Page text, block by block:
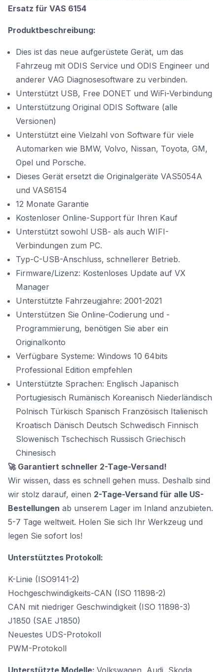
Ersatz für VAS 6154
Produktbeschreibung:
Dies ist das neue aufgerüstete Gerät, um das
Fahrzeug mit ODIS Service und ODIS Engineer und
anderer VAG Diagnosesoftware zu verbinden.
Unterstützt USB, Free DONET und WiFi-Verbindung
Unterstützung Original ODIS Software (alle
Versionen)
Unterstützt eine Vielzahl von Software für viele
Automarken wie BMW, Volvo, Nissan, Toyota, GM,
Opel und Porsche.
Dieses Gerät ersetzt die Originalgeräte VAS5054A
und VAS6154
12 Monate Garantie
Kostenloser Online-Support für Ihren Kauf
Unterstützt sowohl USB- als auch WIFI-
Verbindungen zum PC.
Typ-C-USB-Anschluss, schnellerer Betrieb.
Firmware/Lizenz: Kostenloses Update auf VX
Manager
Unterstützte Fahrzeugjahre: 2001-2021
Unterstützen Sie Online-Codierung und -
Programmierung, benötigen Sie aber ein
Originalkonto
Verfügbare Systeme: Windows 10 64bits
Professional Edition empfehlen
Unterstützte Sprachen: Englisch Japanisch
Portugiesisch Rumänisch Koreanisch Niederländisch
Polnisch Türkisch Spanisch Französisch Italienisch
Kroatisch Dänisch Deutsch Schwedisch Finnisch
Slowenisch Tschechisch Russisch Griechisch
Chinesisch
🚀 Garantiert schneller 2-Tage-Versand!
Wir wissen, dass es schnell gehen muss. Deshalb sind
wir stolz darauf, einen 2-Tage-Versand für alle US-
Bestellungen ab unserem Lager im Inland anzubieten.
5-7 Tage weltweit. Holen Sie sich Ihr Werkzeug und
legen Sie sofort los!
Unterstütztes Protokoll:
K-Linie (ISO9141-2)
Hochgeschwindigkeits-CAN (ISO 11898-2)
CAN mit niedriger Geschwindigkeit (ISO 11898-3)
J1850 (SAE J1850)
Neuestes UDS-Protokoll
PWM-Protokoll
Unterstützte Modelle: Volkswagen, Audi, Skoda,